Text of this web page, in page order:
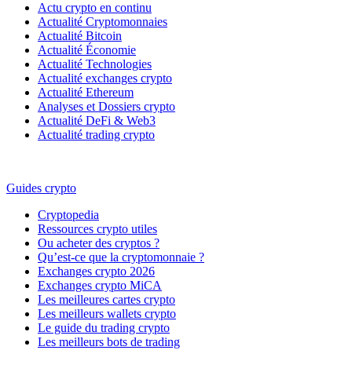
Actu crypto en continu
Actualité Cryptomonnaies
Actualité Bitcoin
Actualité Économie
Actualité Technologies
Actualité exchanges crypto
Actualité Ethereum
Analyses et Dossiers crypto
Actualité DeFi & Web3
Actualité trading crypto
Guides crypto
Cryptopedia
Ressources crypto utiles
Ou acheter des cryptos ?
Qu’est-ce que la cryptomonnaie ?
Exchanges crypto 2026
Exchanges crypto MiCA
Les meilleures cartes crypto
Les meilleurs wallets crypto
Le guide du trading crypto
Les meilleurs bots de trading